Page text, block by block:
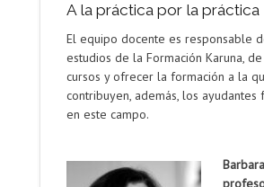
A la práctica por la práctica
El equipo docente es responsable
estudios de la Formación Karuna,
cursos y ofrecer la formación a la
contribuyen, además, los ayudantes
en este campo.